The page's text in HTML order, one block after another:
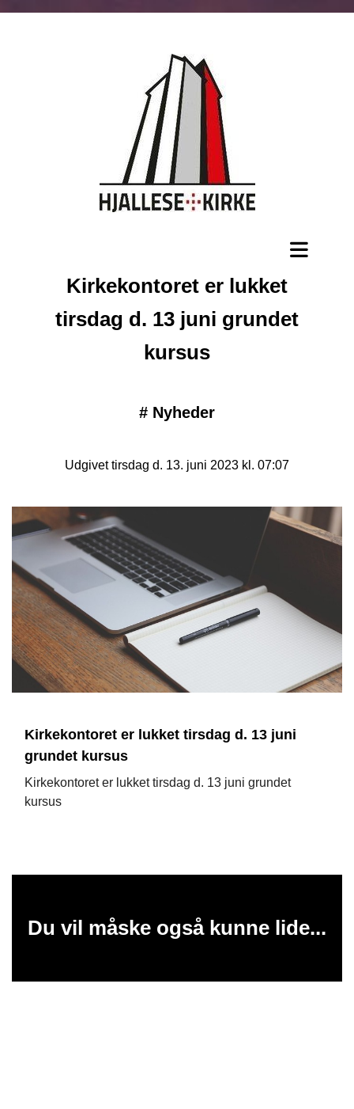
Kirkekontoret er lukket
tirsdag d. 13 juni grundet
kursus
# Nyheder
Udgivet tirsdag d. 13. juni 2023 kl. 07:07
Kirkekontoret er lukket tirsdag d. 13 juni
grundet kursus
Kirkekontoret er lukket tirsdag d. 13 juni grundet
kursus
Du vil måske også kunne lide...